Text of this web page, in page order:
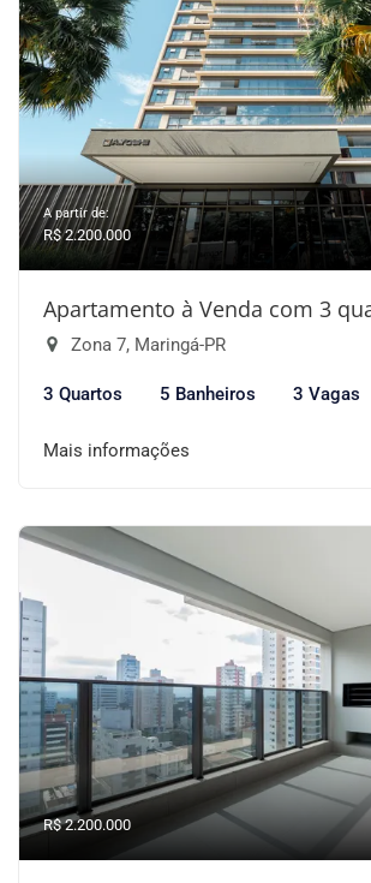
A partir de:
R$ 2.200.000
Apartamento à Venda com 3
Zona 7, Maringá-PR
3 Quartos 5 Banheiros 3 Vagas
Mais informações
R$ 2.200.000